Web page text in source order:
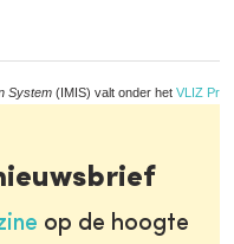
System (IMIS) valt onder het VLIZ
op de hoogte